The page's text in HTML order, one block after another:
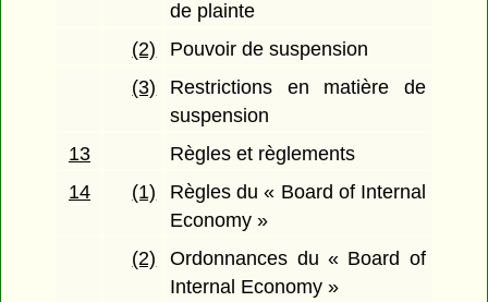
de plainte
(2)
Pouvoir de suspension
(3)
Restrictions en matière de
suspension
13
Règles et règlements
14
(1)
Règles du « Board of Internal
Economy »
(2)
Ordonnances du « Board of
Internal Economy »